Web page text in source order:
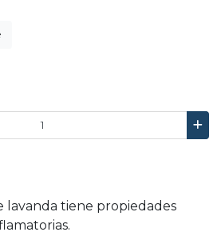
lavanda tiene propiedades